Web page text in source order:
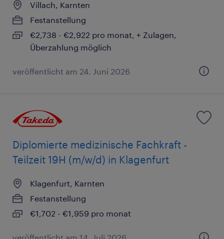
Villach, Karnten
Festanstellung
€2,738 - €2,922 pro monat, + Zulagen,
Überzahlung möglich
veröffentlicht am 24. Juni 2026
Diplomierte medizinische Fachkraft -
Teilzeit 19H (m/w/d) in Klagenfurt
Klagenfurt, Karnten
Festanstellung
€1,702 - €1,959 pro monat